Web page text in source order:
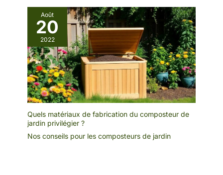
Août
20
2022
Quels matériaux de fabrication du composteur de
jardin privilégier ?
Nos conseils pour les composteurs de jardin